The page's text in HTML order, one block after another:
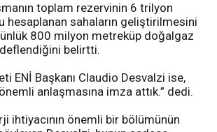
toplam rezervinin 6 trilyon
hesaplanan sahaların geliştirilmesini
800 milyon metreküp doğalgaz
belirtti.
ENİ Başkanı Claudio Desvalzi ise,
önemli anlaşmasına imza attık.” dedi.
ihtiyacının önemli bir bölümünün